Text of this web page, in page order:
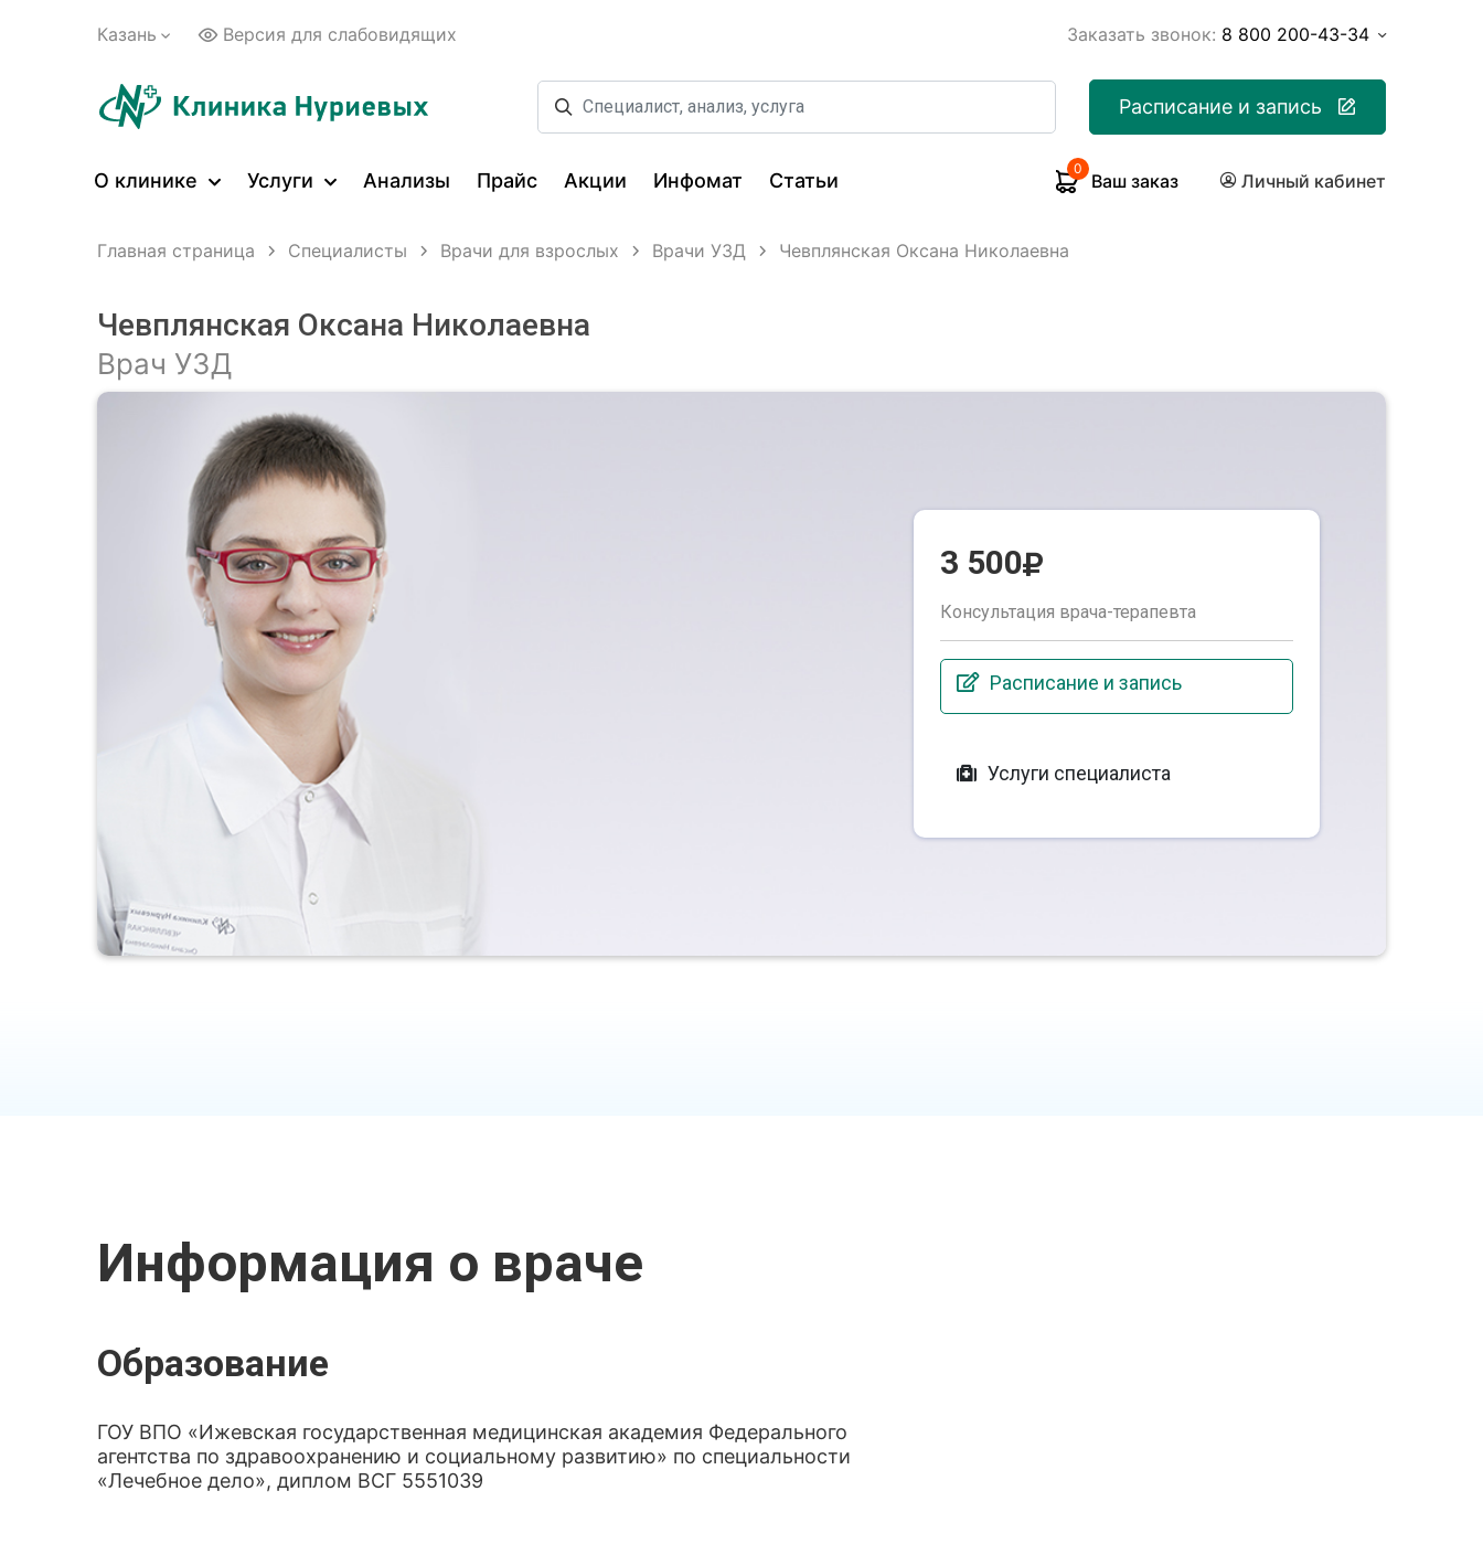
Казань Версия для слабовидящих Заказать звонок: 8 800 200-43-34
Расписание и запись
О клинике Услуги Анализы Прайс Акции Инфомат Статьи
0
Ваш заказ Личный кабинет
Главная страница Специалисты Врачи для взрослых Врачи УЗД Чевплянская Оксана Николаевна
Чевплянская Оксана Николаевна
Врач УЗД
3 500
Консультация врача-терапевта
Расписание и запись
Услуги специалиста
Информация о враче
Образование
ГОУ ВПО «Ижевская государственная медицинская академия Федерального
агентства по здравоохранению и социальному развитию» по специальности
«Лечебное дело», диплом ВСГ 5551039